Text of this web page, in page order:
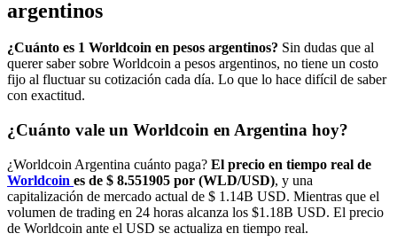
argentinos
¿Cuánto es 1 Worldcoin en pesos argentinos? Sin dudas que al
querer saber sobre Worldcoin a pesos argentinos, no tiene un costo
fijo al fluctuar su cotización cada día. Lo que lo hace difícil de saber
con exactitud.
¿Cuánto vale un Worldcoin en Argentina hoy?
¿Worldcoin Argentina cuánto paga? El precio en tiempo real de
Worldcoin es de $ 8.551905 por (WLD/USD), y una
capitalización de mercado actual de $ 1.14B USD. Mientras que el
volumen de trading en 24 horas alcanza los $1.18B USD. El precio
de Worldcoin ante el USD se actualiza en tiempo real.